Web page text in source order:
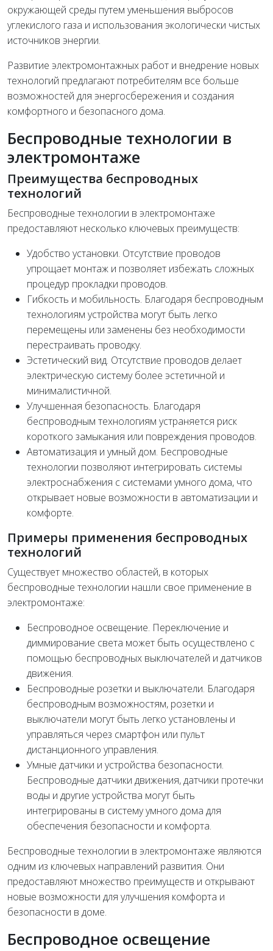
окружающей среды путем уменьшения выбросов
углекислого газа и использования экологически чистых
источников энергии.
Развитие электромонтажных работ и внедрение новых
технологий предлагают потребителям все больше
возможностей для энергосбережения и создания
комфортного и безопасного дома.
Беспроводные технологии в
электромонтаже
Преимущества беспроводных
технологий
Беспроводные технологии в электромонтаже
предоставляют несколько ключевых преимуществ:
Удобство установки. Отсутствие проводов
упрощает монтаж и позволяет избежать сложных
процедур прокладки проводов.
Гибкость и мобильность. Благодаря беспроводным
технологиям устройства могут быть легко
перемещены или заменены без необходимости
перестраивать проводку.
Эстетический вид. Отсутствие проводов делает
электрическую систему более эстетичной и
минималистичной.
Улучшенная безопасность. Благодаря
беспроводным технологиям устраняется риск
короткого замыкания или повреждения проводов.
Автоматизация и умный дом. Беспроводные
технологии позволяют интегрировать системы
электроснабжения с системами умного дома, что
открывает новые возможности в автоматизации и
комфорте.
Примеры применения беспроводных
технологий
Существует множество областей, в которых
беспроводные технологии нашли свое применение в
электромонтаже:
Беспроводное освещение. Переключение и
диммирование света может быть осуществлено с
помощью беспроводных выключателей и датчиков
движения.
Беспроводные розетки и выключатели. Благодаря
беспроводным возможностям, розетки и
выключатели могут быть легко установлены и
управляться через смартфон или пульт
дистанционного управления.
Умные датчики и устройства безопасности.
Беспроводные датчики движения, датчики протечки
воды и другие устройства могут быть
интегрированы в систему умного дома для
обеспечения безопасности и комфорта.
Беспроводные технологии в электромонтаже являются
одним из ключевых направлений развития. Они
предоставляют множество преимуществ и открывают
новые возможности для улучшения комфорта и
безопасности в доме.
Беспроводное освещение